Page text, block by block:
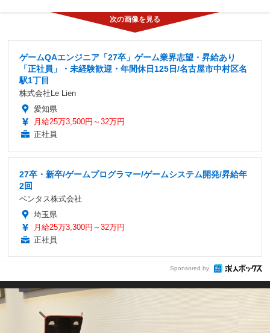
ゲームQAエンジニア「27卒」ゲーム業界志望・昇給あり
「正社員」・未経験歓迎・年間休日125日/名古屋市中村区名
駅1丁目
株式会社Le Lien
愛知県
月給25万3,500円～32万円
正社員
27卒・新卒/ゲームプログラマー/ゲームシステム開発/昇給年
2回
ベンタス株式会社
埼玉県
月給25万3,300円～32万円
正社員
Sponsored by